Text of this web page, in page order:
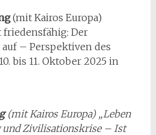
(mit Kairos Europa)
Der
– Perspektiven des
bis 11. Oktober 2025 in
(mit Kairos Europa) „Leben
und Zivilisationskrise – Ist